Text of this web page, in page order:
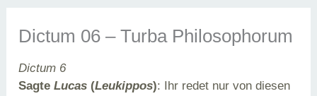
Dictum 06 – Turba Philosophorum
Dictum 6
SagteLucas (Leukippos): Ihr redet nur von diesen